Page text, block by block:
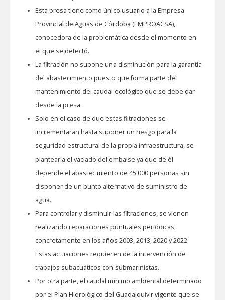
Esta presa tiene como único usuario a la Empresa
Provincial de Aguas de Córdoba (EMPROACSA),
conocedora de la problemática desde el momento en
el que se detectó.
La filtración no supone una disminución para la garantía
del abastecimiento puesto que forma parte del
mantenimiento del caudal ecológico que se debe dar
desde la presa.
Solo en el caso de que estas filtraciones se
incrementaran hasta suponer un riesgo para la
seguridad estructural de la propia infraestructura, se
plantearía el vaciado del embalse ya que de él
depende el abastecimiento de 45.000 personas sin
disponer de un punto alternativo de suministro de
agua.
Para controlar y disminuir las filtraciones, se vienen
realizando reparaciones puntuales periódicas,
concretamente en los años 2003, 2013, 2020 y 2022.
Estas actuaciones requieren de la intervención de
trabajos subacuáticos con submarinistas.
Por otra parte, el caudal mínimo ambiental determinado
por el Plan Hidrológico del Guadalquivir vigente que se